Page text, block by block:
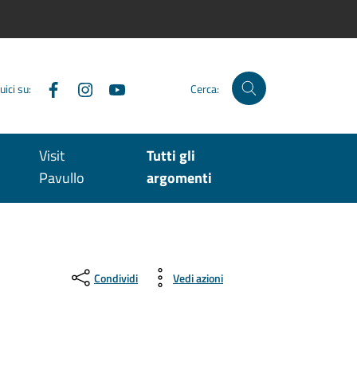
su: FacebookInstagram Cerca:
Visit
Pavullo
Tutti gli
argomenti
Condividi Vedi azioni